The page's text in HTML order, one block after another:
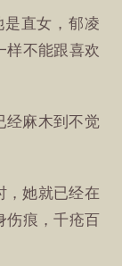
直女，郁凌
样不能跟喜欢
经麻木到不觉
，她就已经在
伤痕，千疮百